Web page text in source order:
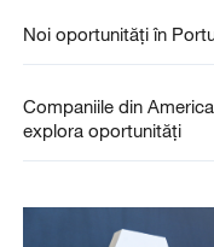
Noi oportunități în
Companiile din
explora oportunități